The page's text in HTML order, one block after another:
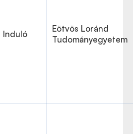
Induló
Eötvös Loránd
Tudományegyetem